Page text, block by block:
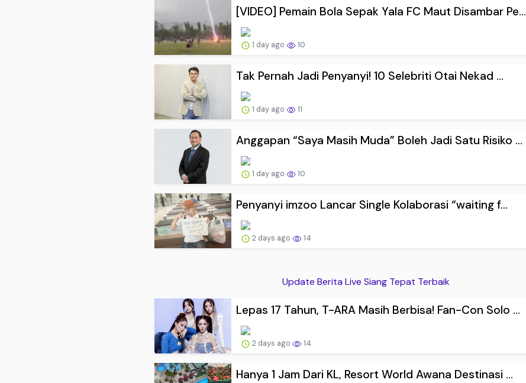
[VIDEO] Pemain Bola Sepak Yala FC Maut Disambar Pe...
1 day ago 10
Tak Pernah Jadi Penyanyi! 10 Selebriti Otai Nekad ...
1 day ago 11
Anggapan “Saya Masih Muda” Boleh Jadi Satu Risiko ...
1 day ago 10
Penyanyi imzoo Lancar Single Kolaborasi “waiting f...
2 days ago 14
Update Berita Live Siang Tepat Terbaik
Lepas 17 Tahun, T-ARA Masih Berbisa! Fan-Con Solo ...
2 days ago 14
Hanya 1 Jam Dari KL, Resort World Awana Destinasi ...